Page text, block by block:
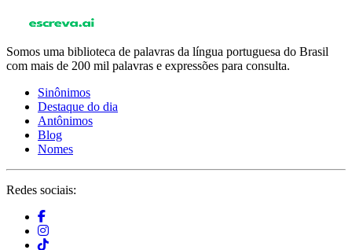
Somos uma biblioteca de palavras da língua portuguesa do Brasil
com mais de 200 mil palavras e expressões para consulta.
Sinônimos
Destaque do dia
Antônimos
Blog
Nomes
Redes sociais: